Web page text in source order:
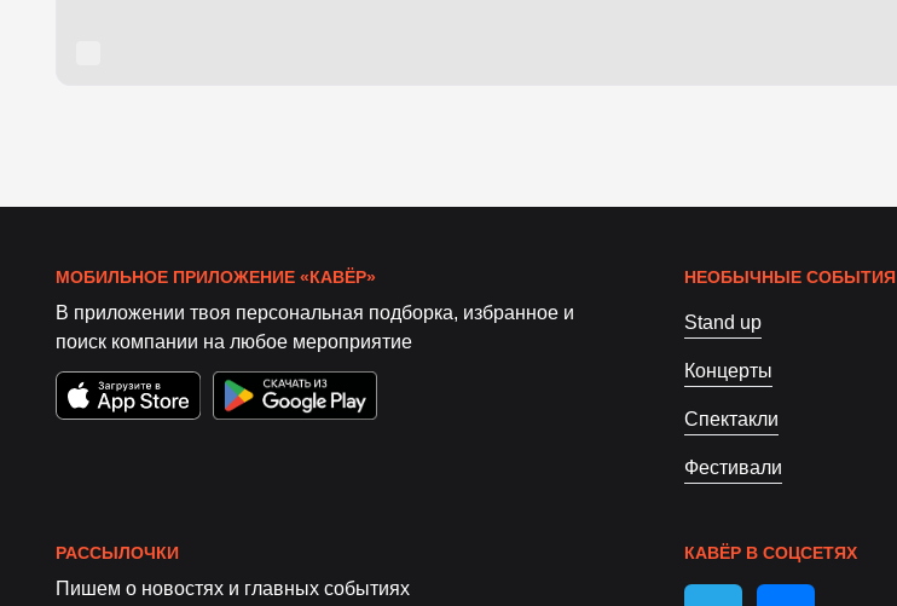
МОБИЛЬНОЕ ПРИЛОЖЕНИЕ «КАВЁР»
В приложении твоя персональная подборка, избранное и
поиск компании на любое мероприятие
НЕОБЫЧНЫЕ СОБЫТИЯ
Stand up
Концерты
Спектакли
Фестивали
РАССЫЛОЧКИ
Пишем о новостях и главных событиях
КАВЁР В СОЦСЕТЯХ